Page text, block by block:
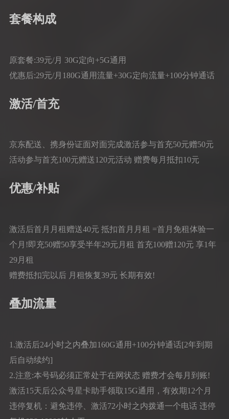
套餐构成
原套餐:39元/月 30G定向+5G通用
优惠后:29元/月180G通用流量+30G定向流量+100分钟通话
激活/首充
京东配送、携身份证面对面完成激活参与首充50元赠50元
活动参与首充100元赠送120元活动 赠费每月抵扣10元
优惠/补贴
激活后首月月租赠送40元 抵扣首月月租 =首月免租体验一
个月!即充50赠50享受半年29元月租 首充100赠120元 享1年
29月租
赠费抵扣完以后 月租恢复39元 长期有效!
叠加流量
1.激活后24小时之内叠加160G通用+100分钟通话[2年到期
后自动续约]
2.注意:本号码必须正常处于在网状态 赠费才会每月到账!
激活15天后公众号星卡助手领取15G通用，有效期12个月
违停复机：避免违停、激活72小时之内拨通一个电话 违停